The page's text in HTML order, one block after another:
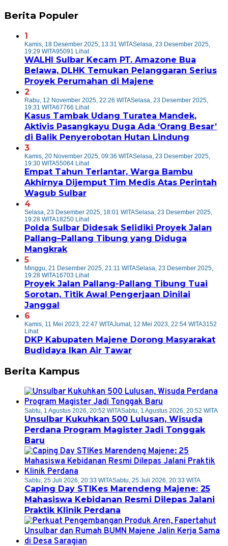
Berita Populer
1
Kamis, 18 Desember 2025, 13:31 WITASelasa, 23 Desember 2025,
19:29 WITA95091 Lihat
WALHI Sulbar Kecam PT. Amazone Bua
Belawa, DLHK Temukan Pelanggaran Serius
Proyek Perumahan di Majene
2
Rabu, 12 November 2025, 22:26 WITASelasa, 23 Desember 2025,
19:31 WITA67766 Lihat
Kasus Tambak Udang Turatea Mandek,
Aktivis Pasangkayu Duga Ada ‘Orang Besar’
di Balik Penyerobotan Hutan Lindung
3
Kamis, 20 November 2025, 09:36 WITASelasa, 23 Desember 2025,
19:30 WITA55064 Lihat
Empat Tahun Terlantar, Warga Bambu
Akhirnya Dijemput Tim Medis Atas Perintah
Wagub Sulbar
4
Selasa, 23 Desember 2025, 18:01 WITASelasa, 23 Desember 2025,
19:28 WITA18250 Lihat
Polda Sulbar Didesak Selidiki Proyek Jalan
Pallang–Pallang Tibung yang Diduga
Mangkrak
5
Minggu, 21 Desember 2025, 21:11 WITASelasa, 23 Desember 2025,
19:28 WITA16703 Lihat
Proyek Jalan Pallang-Pallang Tibung Tuai
Sorotan, Titik Awal Pengerjaan Dinilai
Janggal
6
Kamis, 11 Mei 2023, 22:47 WITAJumat, 12 Mei 2023, 22:54 WITA3152
Lihat
DKP Kabupaten Majene Dorong Masyarakat
Budidaya Ikan Air Tawar
Berita Kampus
Sabtu, 1 Agustus 2026, 20:52 WITASabtu, 1 Agustus 2026, 20:52 WITA
Unsulbar Kukuhkan 500 Lulusan, Wisuda
Perdana Program Magister Jadi Tonggak
Baru
Sabtu, 25 Juli 2026, 20:33 WITASabtu, 25 Juli 2026, 20:33 WITA
Caping Day STIKes Marendeng Majene: 25
Mahasiswa Kebidanan Resmi Dilepas Jalani
Praktik Klinik Perdana